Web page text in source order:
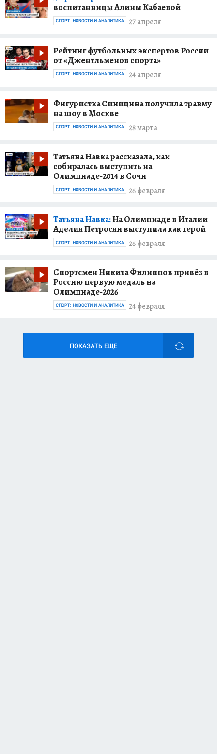
воспитанницы Алины Кабаевой
27 апреля
СПОРТ: НОВОСТИ И АНАЛИТИКА
Рейтинг футбольных экспертов России
от «Джентльменов спорта»
24 апреля
СПОРТ: НОВОСТИ И АНАЛИТИКА
Фигуристка Синицина получила травму
на шоу в Москве
28 марта
СПОРТ: НОВОСТИ И АНАЛИТИКА
Татьяна Навка рассказала, как
собиралась выступить на
Олимпиаде-2014 в Сочи
26 февраля
СПОРТ: НОВОСТИ И АНАЛИТИКА
Татьяна Навка:На Олимпиаде в Италии
Аделия Петросян выступила как герой
26 февраля
СПОРТ: НОВОСТИ И АНАЛИТИКА
Спортсмен Никита Филиппов привёз в
Россию первую медаль на
Олимпиаде-2026
24 февраля
СПОРТ: НОВОСТИ И АНАЛИТИКА
ПОКАЗАТЬ ЕЩЕ